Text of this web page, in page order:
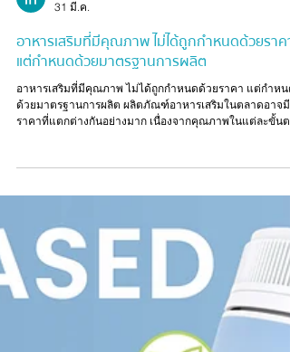
แต่กำหนดด้วยมาตรฐานการผลิต
อาหารเสริมที่มีคุณภาพ ไม่ได้ถูกกำหนดด้วยราคา แต่กำหนด
ด้วยมาตรฐานการผลิต ผลิตภัณฑ์อาหารเสริมในตลาดอาจมี
ราคาที่แตกต่างกันอย่างมาก เนื่องจากคุณภาพในแต่ละขั้นต
การผลิตไม่เท่ากัน ตั้งแต่การคัดเลือกวัตถุดิบ การออกแบบสูต
ไปจนถึงระบบควบคุมคุณภาพก่อนออกสู่ผู้บริโภค ปัจจัยสำคั
ส่งผลต่อคุณภาพผลิตภัณฑ์ ได้แก่ เกรดและแหล่งที่มาของ